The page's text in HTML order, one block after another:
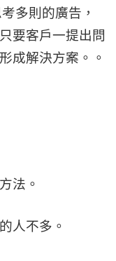
多則的廣告，
要客戶一提出問
成解決方案。。
法。
人不多。